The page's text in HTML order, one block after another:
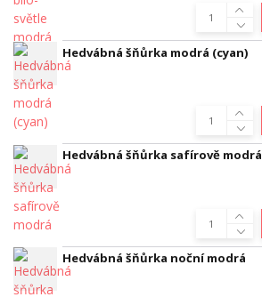
Hedvábná šňůrka modrá (cyan)
Hedvábná šňůrka safírově modrá
Hedvábná šňůrka noční modrá